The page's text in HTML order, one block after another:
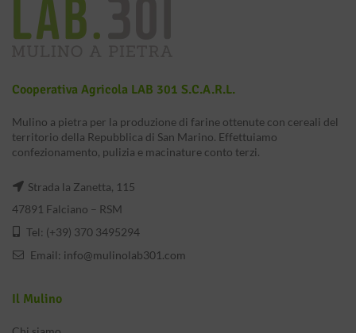
Cooperativa Agricola LAB 301 S.c.a.r.l.
Mulino a pietra per la produzione di farine ottenute con cereali del
territorio della Repubblica di San Marino. Effettuiamo
confezionamento, pulizia e macinature conto terzi.
Strada la Zanetta, 115
47891 Falciano – RSM
Tel: (+39) 370 3495294
Email: info@mulinolab301.com
Il Mulino